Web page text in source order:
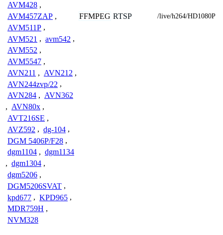
AVM428 ,
AVM457ZAP ,
AVM511P ,
AVM521 , avm542 ,
AVM552 ,
AVM5547 ,
AVN211 , AVN212 ,
AVN244zvp/22 ,
AVN284 , AVN362
, AVN80x ,
AVT216SE ,
AVZ592 , dg-104 ,
DGM 5406P/F28 ,
dgm1104 , dgm1134
, dgm1304 ,
dgm5206 ,
DGM5206SVAT ,
kpd677 , KPD965 ,
MDR759H ,
NVM328
FFMPEG RTSP /live/h264/HD1080P